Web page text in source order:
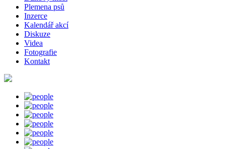
Plemena psů
Inzerce
Kalendář akcí
Diskuze
Videa
Fotografie
Kontakt